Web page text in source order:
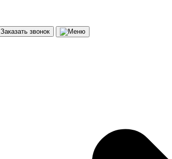
Заказать звонок